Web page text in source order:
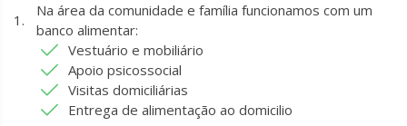
Na área da comunidade e família funcionamos com um
banco alimentar:
Vestuário e mobiliário
Apoio psicossocial
Visitas domiciliárias
Entrega de alimentação ao domicilio